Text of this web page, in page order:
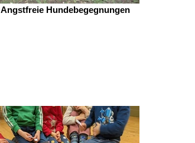
Angstfreie Hundebegegnungen